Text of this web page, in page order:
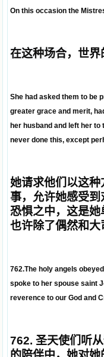
On this occasion the
在这种场合，世界
She had asked them to be
greater grace and merit,
her husband and left her
never done this, except
她请求他们以这
事，允许她感受
恐惧之中，这是
也许除了偶然和
762.The holy angels
spoke to her spouse saint
reverence to our God and
762. 圣天使们听从